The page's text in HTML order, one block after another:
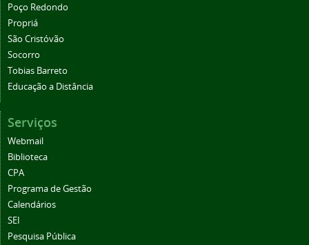
Poço Redondo
Propriá
São Cristóvão
Socorro
Tobias Barreto
Educação a Distância
Serviços
Webmail
Biblioteca
CPA
Programa de Gestão
Calendários
SEI
Pesquisa Pública